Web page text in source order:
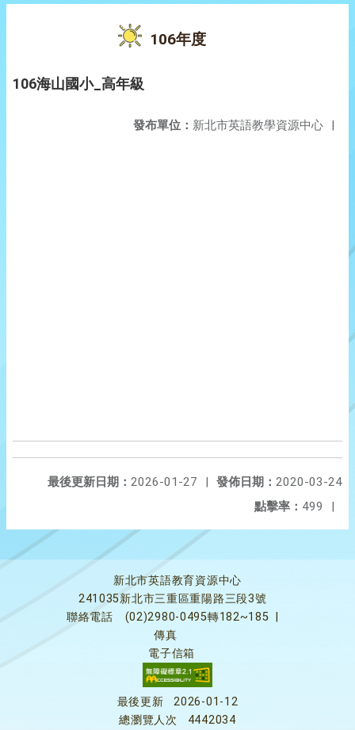
106年度
106海山國小_高年級
發布單位： 新北市英語教學資源中心 |
發佈日期： 2020-03-24
最後更新日期： 2026-01-27
|
點擊率： 499 |
新北市英語教育資源中心
241035新北市三重區重陽路三段3號
聯絡電話
(02)2980-0495轉182~185
傳真
電子信箱
最後更新
2026-01-12
總瀏覽人次
4442034